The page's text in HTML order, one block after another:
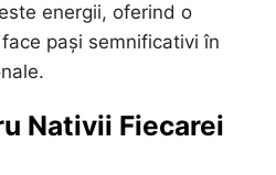
energii, oferind o
pași semnificativi în
Nativii Fiecarei